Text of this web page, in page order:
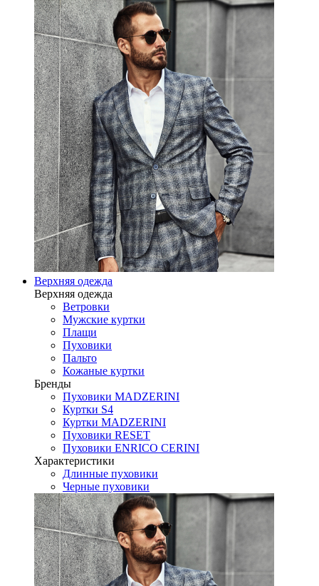
Верхняя одежда
Верхняя одежда
Ветровки
Мужские куртки
Плащи
Пуховики
Пальто
Кожаные куртки
Бренды
Пуховики MADZERINI
Куртки S4
Куртки MADZERINI
Пуховики RESET
Пуховики ENRICO CERINI
Характеристики
Длинные пуховики
Черные пуховики